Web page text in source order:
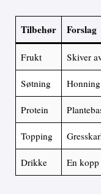
Tilbehør Forslag
Frukt Skiver
Søtning
Protein
Topping
Drikke En